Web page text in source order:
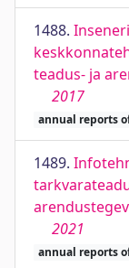
1488.
teadus- ja
2017
annual reports
1489.
2021
annual reports